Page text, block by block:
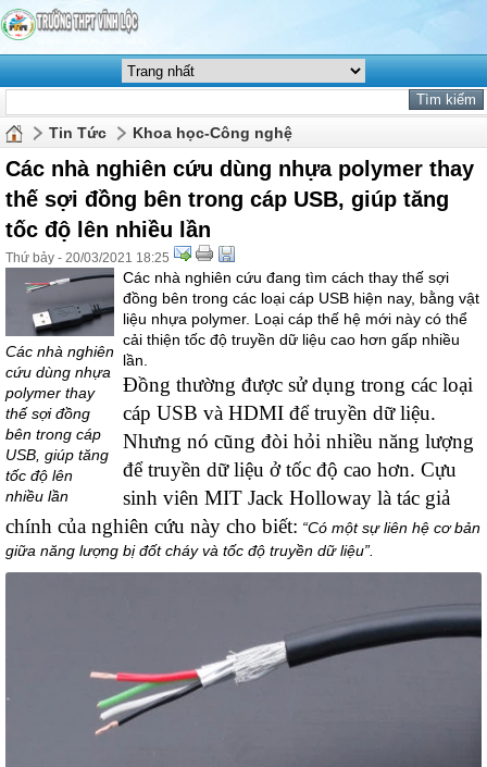
Tin Tức Khoa học-Công nghệ
Các nhà nghiên cứu dùng nhựa polymer thay
thế sợi đồng bên trong cáp USB, giúp tăng
tốc độ lên nhiều lần
Thứ bảy - 20/03/2021 18:25
Các nhà nghiên
cứu dùng nhựa
polymer thay
thế sợi đồng
bên trong cáp
USB, giúp tăng
tốc độ lên
nhiều lần
Các nhà nghiên cứu đang tìm cách thay thế sợi
đồng bên trong các loại cáp USB hiện nay, bằng vật
liệu nhựa polymer. Loại cáp thế hệ mới này có thể
cải thiện tốc độ truyền dữ liệu cao hơn gấp nhiều
lần.
Đồng thường được sử dụng trong các loại
cáp USB và HDMI để truyền dữ liệu.
Nhưng nó cũng đòi hỏi nhiều năng lượng
để truyền dữ liệu ở tốc độ cao hơn. Cựu
sinh viên MIT Jack Holloway là tác giả
chính của nghiên cứu này cho biết: “Có một sự liên hệ cơ bản
giữa năng lượng bị đốt cháy và tốc độ truyền dữ liệu”.